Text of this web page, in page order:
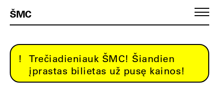
ŠMC
Trečiadieniauk ŠMC! Šiandien
įprastas bilietas už pusę kainos!